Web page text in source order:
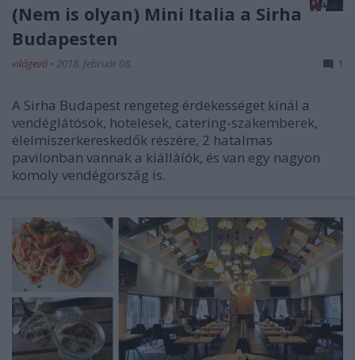
(Nem is olyan) Mini Italia a Sirha
Budapesten
világevő • 2018. február 08. 1
A Sirha Budapest rengeteg érdekességet kínál a
vendéglátósok, hotelesek, catering-szakemberek,
élelmiszerkereskedők részére, 2 hatalmas
pavilonban vannak a kiálláíók, és van egy nagyon
komoly vendégország is.